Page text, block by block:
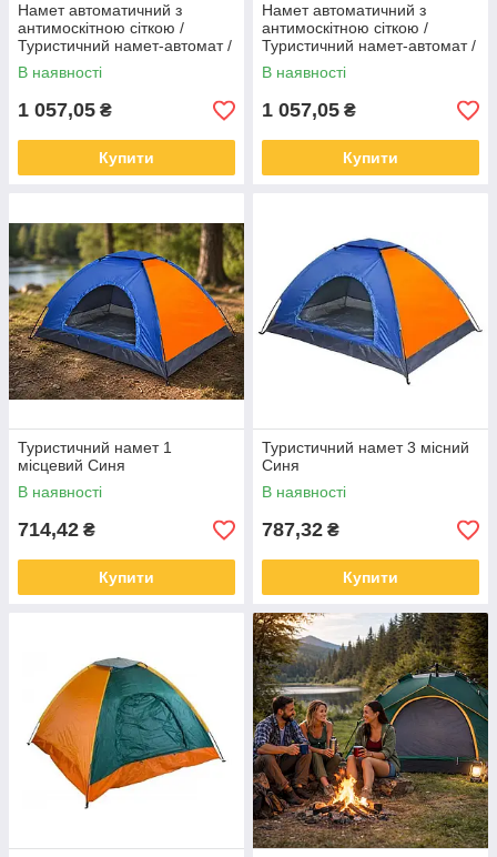
Намет автоматичний з
антимоскітною сіткою /
Туристичний намет-автомат /
Намет для кемпінгу 2-місний
200х150см Салатовий
В наявності
1 057,05 ₴
Купити
Намет автоматичний з
антимоскітною сіткою /
Туристичний намет-автомат /
Намет для кемпінгу 2-місний
200х150см Помаранчевий
В наявності
1 057,05 ₴
Купити
Туристичний намет 1
місцевий Синя
В наявності
714,42 ₴
Купити
Туристичний намет 3 місний
Синя
В наявності
787,32 ₴
Купити